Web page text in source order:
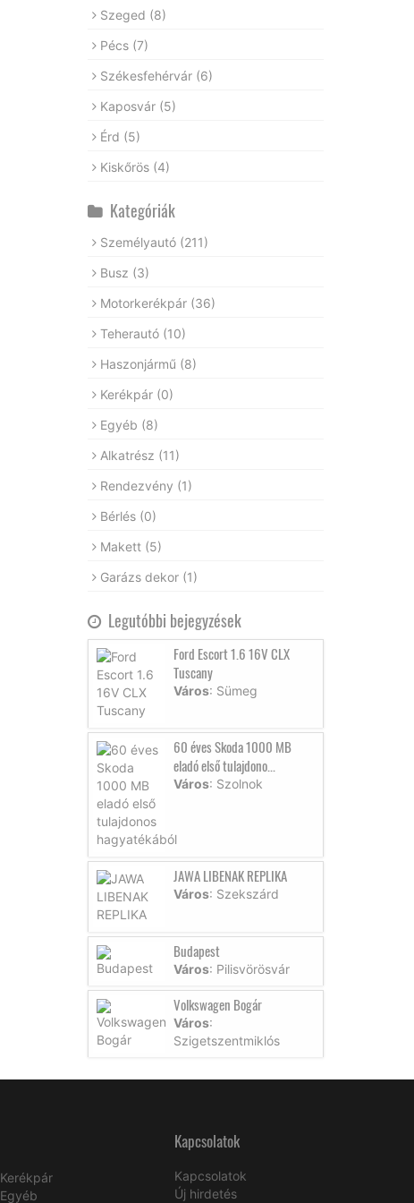
Szeged (8)
Pécs (7)
Székesfehérvár (6)
Kaposvár (5)
Érd (5)
Kiskőrös (4)
Kategóriák
Személyautó (211)
Busz (3)
Motorkerékpár (36)
Teherautó (10)
Haszonjármű (8)
Kerékpár (0)
Egyéb (8)
Alkatrész (11)
Rendezvény (1)
Bérlés (0)
Makett (5)
Garázs dekor (1)
Legutóbbi bejegyzések
Ford Escort 1.6 16V CLX
Tuscany
Város: Sümeg
60 éves Skoda 1000 MB
eladó első tulajdono...
Város: Szolnok
JAWA LIBENAK REPLIKA
Város: Szekszárd
Budapest
Város: Pilisvörösvár
Volkswagen Bogár
Város:
Szigetszentmiklós
Kerékpár
Egyéb
Kapcsolatok
Kapcsolatok
Új hirdetés